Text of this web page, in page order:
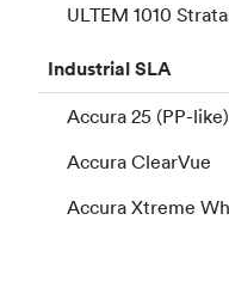
ULTEM 1010
IndustrialSLA
Accura 25 (PP-like)
Accura ClearVue
Accura Xtreme